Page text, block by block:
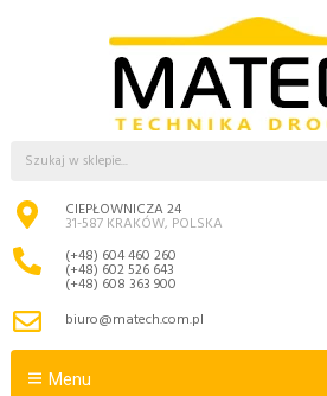
CIEPŁOWNICZA 24
31-587 KRAKÓW, POLSKA
(+48) 604 460 260
(+48) 602 526 643
(+48) 608 363 900
biuro@matech.com.pl
Menu